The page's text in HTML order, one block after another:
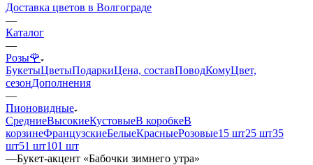
Доставка цветов в Волгограде
—
Каталог
—
Розы🌹
БукетыЦветыПодаркиЦена, составПоводКомуЦвет,
сезонДополнения
—
Пионовидные
СредниеВысокиеКустовыеВ коробкеВ
корзинеФранцузскиеБелыеКрасныеРозовые15 шт25 шт35
шт51 шт101 шт
—Букет-акцент «Бабочки зимнего утра»